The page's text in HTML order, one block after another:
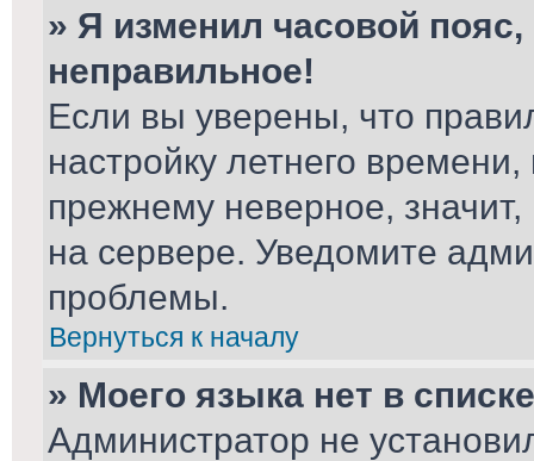
» Я изменил часовой
неправильное!
Если вы уверены, что
настройку летнего
прежнему неверное,
на сервере. Уведомите
проблемы.
Вернуться к началу
» Моего языка нет в
Администратор не